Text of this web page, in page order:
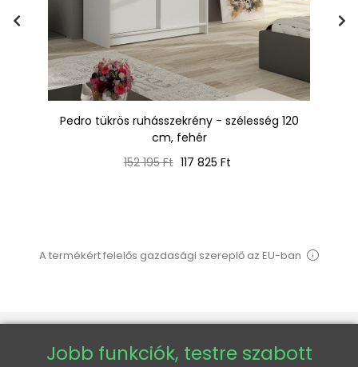
Pedro tükrös ruhásszekrény - szélesség 120
cm, fehér
Normál
152 195 Ft Ár
117 825 Ft
A termékért felelős gazdasági szereplő az EU-ban
Jobb funkciók, testre szabott